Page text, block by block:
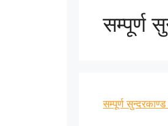
सम्पूर्ण
सम्पूर्ण सुन्दरकाण्ड